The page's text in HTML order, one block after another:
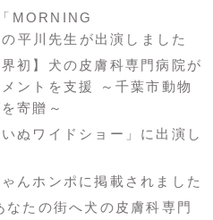
MORNING
平川先生が出演しました
初】犬の皮膚科専門病院が
ントを支援 ～千葉市動物
寄贈～
ぬワイドショー」に出演し
んホンポに掲載されました
なたの街へ犬の皮膚科専門